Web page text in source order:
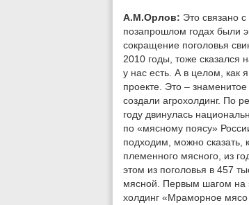
А.М.Орлов: Это связано
позапрошлом годах были
сокращение поголовья
2010 годы, тоже сказался
у нас есть. А в целом, как
проекте. Это –
создали агрохолдинг. По
году двинулась
по «мясному поясу»
подходим, можно сказать,
племенного мясного, из
этом из поголовья в 457
мясной. Первым шагом на
холдинг «Мраморное мясо